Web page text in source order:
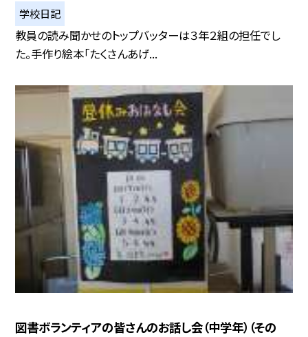
学校日記
教員の読み聞かせのトップバッターは３年２組の担任でし
た。手作り絵本「たくさんあげ...
図書ボランティアの皆さんのお話し会（中学年）（その